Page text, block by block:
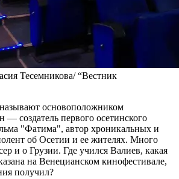
Тесемникова/ “Вестник
основоположником
— создатель первого осетинского
"Фатима", автор хроникальных и
об Осетии и ее жителях. Много
и о Грузии. Где учился Валиев, какая
на Венецианском кинофестивале,
получил?